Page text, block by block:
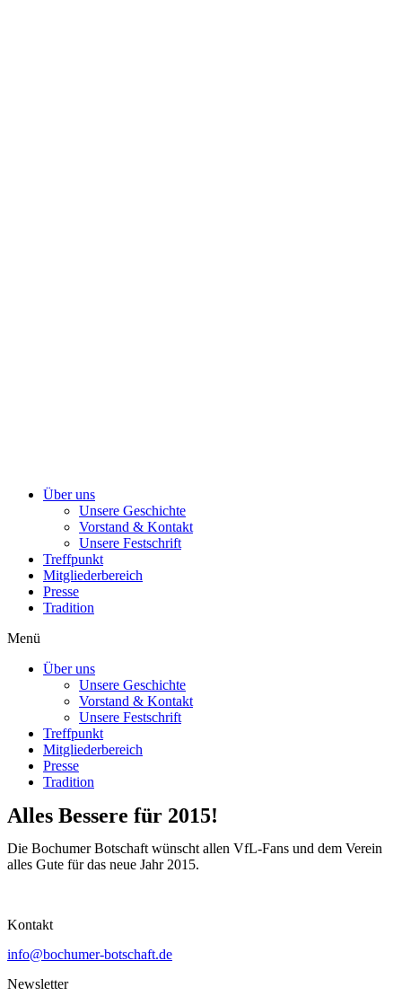
Über uns
Unsere Geschichte
Vorstand & Kontakt
Unsere Festschrift
Treffpunkt
Mitgliederbereich
Presse
Tradition
Menü
Über uns
Unsere Geschichte
Vorstand & Kontakt
Unsere Festschrift
Treffpunkt
Mitgliederbereich
Presse
Tradition
Alles Bessere für 2015!
Die Bochumer Botschaft wünscht allen VfL-Fans und dem Verein
alles Gute für das neue Jahr 2015.
Kontakt
info@bochumer-botschaft.de
Newsletter